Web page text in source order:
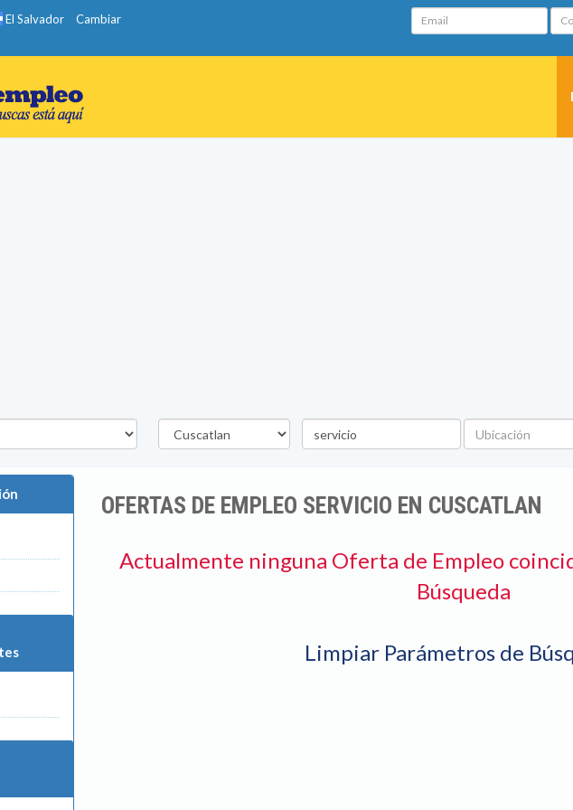
El Salvador
Cambiar
Email
Departamento
Palabra
clave
Ubicación
OFERTAS DE EMPLEO SERVICIO EN CUSCATLAN
Actualmente ninguna Oferta de Empleo
Búsqueda
Limpiar Parámetros de